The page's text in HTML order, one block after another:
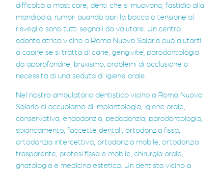
difficoltà a masticare, denti che si muovono, fastidio alla
mandibola, rumori quando apri la bocca o tensione al
risveglio sono tutti segnali da valutare. Un centro
odontoiatrico vicino a Roma Nuovo Salario può aiutarti
a capire se si tratta di carie, gengivite, parodontologia
da approfondire, bruxismo, problemi di occlusione o
necessità di una seduta di igiene orale.
Nel nostro ambulatorio dentistico vicino a Roma Nuovo
Salario ci occupiamo di implantologia, igiene orale,
conservativa, endodonzia, pedodonzia, parodontologia,
sbiancamento, faccette dentali, ortodonzia fissa,
ortodonzia intercettiva, ortodonzia mobile, ortodonzia
trasparente, protesi fissa e mobile, chirurgia orale,
gnatologia e medicina estetica. Un dentista vicino a